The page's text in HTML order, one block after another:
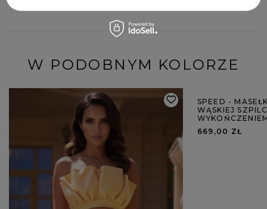
W PODOBNYM KOLORZE
SPEED -
WĄSKIEJ
669,00 ZŁ